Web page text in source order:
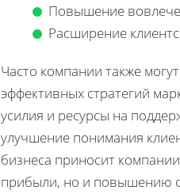
Повышение
Расширение
Часто компании также
эффективных стратегий
усилия и ресурсы на
улучшение понимания
бизнеса приносит
прибыли, но и повышению